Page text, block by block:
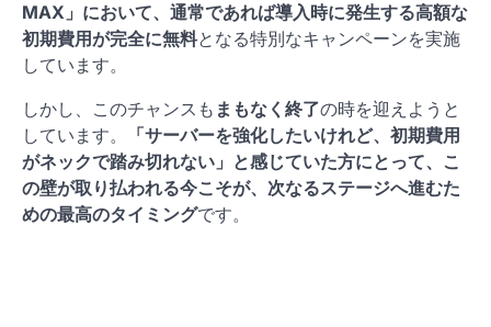
MAX」において、通常であれば導入時に発生する高額な
初期費用が完全に無料となる特別なキャンペーンを実施
しています。
しかし、このチャンスも まもなく終了の時を迎えようと
しています。
「サーバーを強化したいけれど、初期費用
がネックで踏み切れない」と感じていた方にとって、こ
の壁が取り払われる今こそが、次なるステージへ進むた
めの最高のタイミングです。